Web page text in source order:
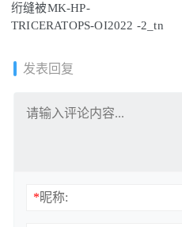
绗缝被MK-HP-
TRICERATOPS-OI2022 -2_tn
发表回复
*昵称: